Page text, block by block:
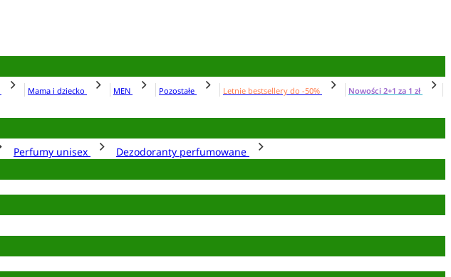
Mama i dziecko MEN Pozostałe Letnie bestsellery do -50%
Nowości 2+1 za 1 zł
Perfumy unisex
Dezodoranty perfumowane